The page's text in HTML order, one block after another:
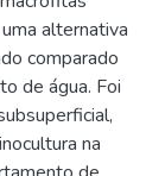
alternativa
comparado
de água. Foi
na